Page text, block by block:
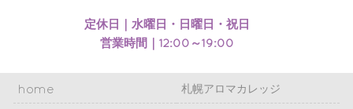
定休日｜水曜日・日曜日・祝日
営業時間｜12:00～19:00
home 札幌アロマカレッジ